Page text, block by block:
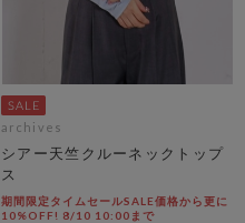
archives
シアー天竺クルーネックトップ
ス
期間限定タイムセールSALE価格から更に
10%OFF! 8/10 10:00まで